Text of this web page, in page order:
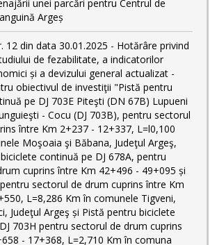
unei parcări pentru Centrul de
Argeș
12 din data 30.01.2025 - Hotărâre privind
de fezabilitate, a indicatorilor
și a devizului general actualizat -
obiectivul de investiţii "Pistă pentru
pe DJ 703E Piteşti (DN 67B) Lupueni
- Cocu (DJ 703B), pentru sectorul
între Km 2+237 - 12+337, L=l0,100
Moşoaia şi Băbana, Judeţul Argeş,
continuă pe DJ 678A, pentru
cuprins între Km 42+496 - 49+095 și
sectorul de drum cuprins între Km
L=8,286 Km în comunele Tigveni,
Judeţul Argeş și Pistă pentru biciclete
703H pentru sectorul de drum cuprins
- 17+368, L=2,710 Km în comuna